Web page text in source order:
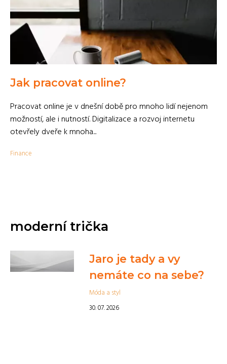
Jak pracovat online?
Pracovat online je v dnešní době pro mnoho lidí nejenom
možností, ale i nutností. Digitalizace a rozvoj internetu
otevřely dveře k mnoha...
Finance
moderní trička
Jaro je tady a vy
nemáte co na sebe?
Móda a styl
30. 07. 2026